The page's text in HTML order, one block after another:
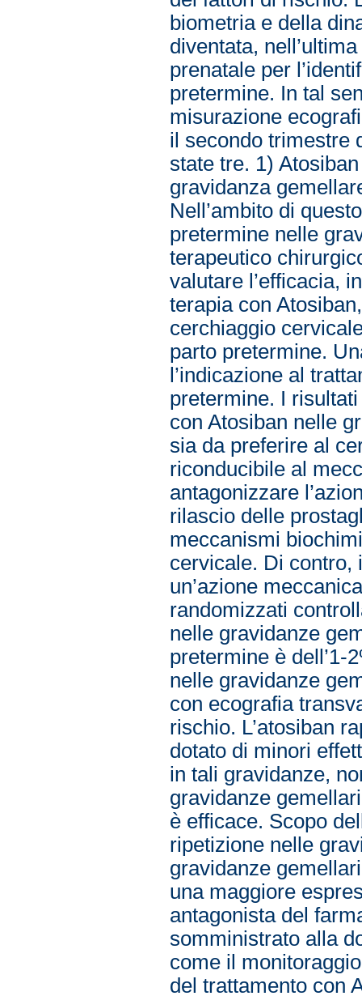
biometria e della
diventata,
prenatale per
pretermine. In tal
misurazione
il secondo trimestre
state tre. 1)
gravidanza
Nell’ambito di
pretermine nelle
terapeutico
valutare l’efficacia,
terapia con
cerchiaggio
parto pretermine.
l’indicazione al
pretermine. I
con Atosiban nelle
sia da preferire al
riconducibile al
antagonizzare
rilascio delle
meccanismi
cervicale. Di contro,
un’azione
randomizzati
nelle gravidanze
pretermine è dell’1-
nelle gravidanze
con ecografia
rischio. L’atosiban
dotato di minori
in tali gravidanze,
gravidanze
è efficace. Scopo
ripetizione nelle
gravidanze
una maggiore
antagonista del
somministrato alla
come il
del trattamento con